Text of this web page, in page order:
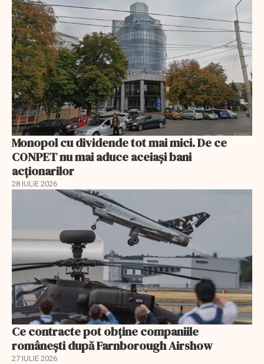
Monopol cu dividende tot mai mici. De ce
CONPET nu mai aduce aceiași bani
acționarilor
28 IULIE 2026
Ce contracte pot obține companiile
românești după Farnborough Airshow
27 IULIE 2026